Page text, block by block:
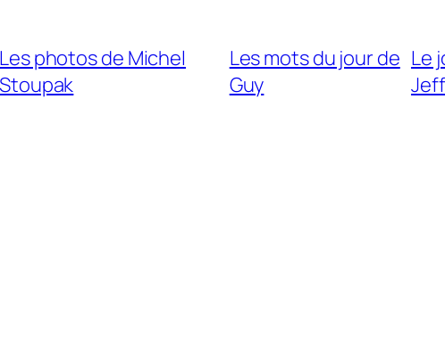
Les photos de Michel
Stoupak
Les mots du jour de
Guy
Le
Jeff